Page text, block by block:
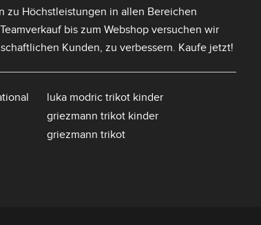
zu Höchstleistungen in allen Bereichen
bis zum Webshop versuchen wir
Kunden, zu verbessern. Kaufe jetzt!
luka modric trikot kinder
griezmann trikot kinder
griezmann trikot